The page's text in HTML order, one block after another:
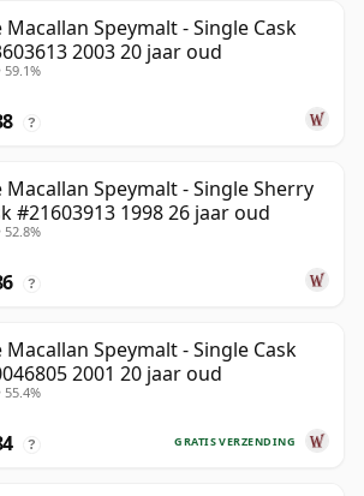
Macallan Speymalt - Single Cask
2003 20 jaar oud
59.1%
?
Macallan Speymalt - Single Sherry
#21603913 1998 26 jaar oud
52.8%
?
Macallan Speymalt - Single Cask
2001 20 jaar oud
55.4%
GRATIS VERZENDING
?